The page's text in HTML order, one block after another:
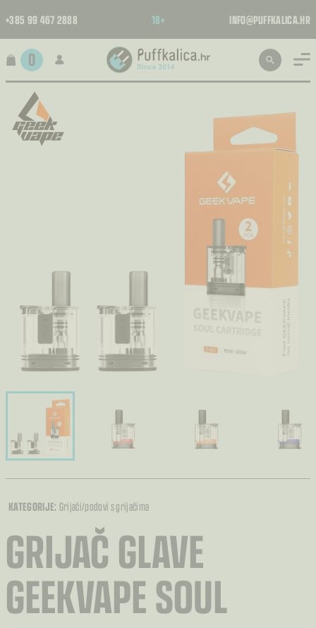
+385 99 467 2888 18+ INFO@PUFFKALICA.HR
0
KATEGORIJE: Grijači/podovi s grijačima
GRIJAČ GLAVE
GEEKVAPE SOUL